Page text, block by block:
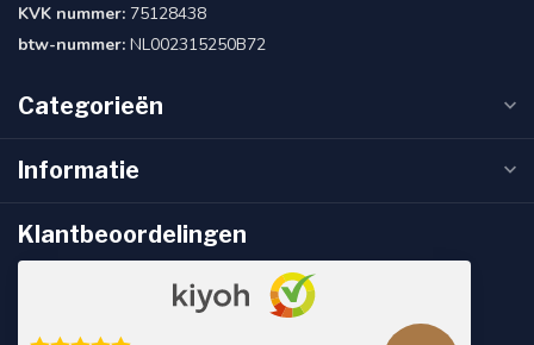
KVK nummer: 75128438
btw-nummer: NL002315250B72
Categorieën
Informatie
Klantbeoordelingen